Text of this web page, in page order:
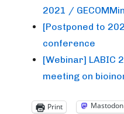
2021 /
[Postponed to
conference
[Webinar] LABIC
meeting on
Print Mastodon